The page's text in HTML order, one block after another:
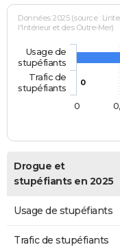
Données 2025 (source :
l'Intérieur et des Outre-Mer)
0
Usage de
stupéfiants
Trafic de
stupéfiants
0
Drogue et
stupéfiants en 2025
Usage de stupéfiants
Trafic de stupéfiants